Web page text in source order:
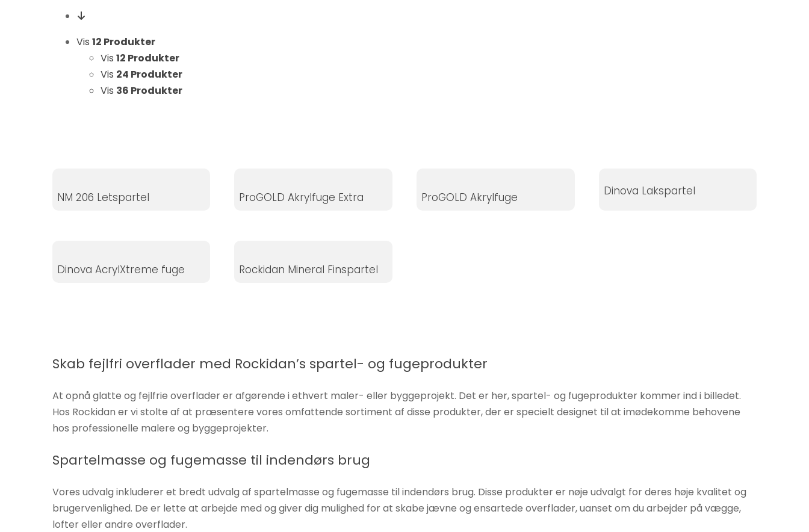
Vis 12 Produkter
Vis 12 Produkter
Vis 24 Produkter
Vis 36 Produkter
NM 206 Letspartel ProGOLD Akrylfuge Extra ProGOLD Akrylfuge Dinova Lakspartel
Dinova AcrylXtreme fuge Rockidan Mineral Finspartel
Skab fejlfri overflader med Rockidan’s spartel- og fugeprodukter
At opnå glatte og fejlfrie overflader er afgørende i ethvert maler- eller byggeprojekt. Det er her, spartel- og fugeprodukter kommer ind i billedet.
Hos Rockidan er vi stolte af at præsentere vores omfattende sortiment af disse produkter, der er specielt designet til at imødekomme behovene
hos professionelle malere og byggeprojekter.
Spartelmasse og fugemasse til indendørs brug
Vores udvalg inkluderer et bredt udvalg af spartelmasse og fugemasse til indendørs brug. Disse produkter er nøje udvalgt for deres høje kvalitet og
brugervenlighed. De er lette at arbejde med og giver dig mulighed for at skabe jævne og ensartede overflader, uanset om du arbejder på vægge,
lofter eller andre overflader.
For at vi kan
Oplevelse
muligt under
Marketing
dele dine
adfærd,